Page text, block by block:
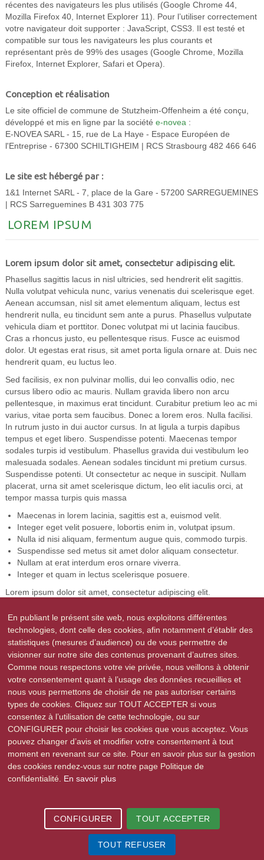
récentes des navigateurs les plus utilisés (Google Chrome 44,
Mozilla Firefox 40, Internet Explorer 11). Pour l’utiliser correctement
votre navigateur doit supporter : JavaScript, CSS3. Il est testé et
compatible sur tous les navigateurs les plus courants et
représentant près de 99% des usages (Google Chrome, Mozilla
Firefox, Internet Explorer, Safari et Opera).
Conception et réalisation
Le site officiel de commune de Stutzheim-Offenheim a été conçu,
développé et mis en ligne par la société e-novea:
E-NOVEA SARL - 15, rue de La Haye - Espace Européen de
l'Entreprise - 67300 SCHILTIGHEIM | RCS Strasbourg 482 466 646
Le site est hébergé par :
1&1 Internet SARL - 7, place de la Gare - 57200 SARREGUEMINES
| RCS Sarreguemines B 431 303 775
LOREM IPSUM
Lorem ipsum dolor sit amet, consectetur adipiscing elit.
Phasellus sagittis lacus in nisl ultricies, sed hendrerit elit sagittis.
Nulla volutpat vehicula nunc, varius venenatis dui scelerisque eget.
Aenean accumsan, nisl sit amet elementum aliquam, lectus est
hendrerit nulla, eu tincidunt sem ante a purus. Phasellus vulputate
vehicula diam et porttitor. Donec volutpat mi ut lacinia faucibus.
Cras a rhoncus justo, eu pellentesque risus. Fusce ac euismod
dolor. Ut egestas erat risus, sit amet porta ligula ornare at. Duis nec
hendrerit quam, eu luctus leo.
Sed facilisis, ex non pulvinar mollis, dui leo convallis odio, nec
cursus libero odio ac mauris. Nullam gravida libero non arcu
pellentesque, in maximus erat tincidunt. Curabitur pretium leo ac mi
varius, vitae porta sem faucibus. Donec a lorem eros. Nulla facilisi.
In rutrum justo in dui auctor cursus. In at ligula a turpis dapibus
tempus et eget libero. Suspendisse potenti. Maecenas tempor
sodales turpis id vestibulum. Phasellus gravida dui vestibulum leo
malesuada sodales. Aenean sodales tincidunt mi pretium cursus.
Suspendisse potenti. Ut consectetur ac neque in suscipit. Nullam
placerat, urna sit amet scelerisque dictum, leo elit iaculis orci, at
tempor massa turpis quis massa
Maecenas in lorem lacinia, sagittis est a, euismod velit.
Integer eget velit posuere, lobortis enim in, volutpat ipsum.
Nulla id nisi aliquam, fermentum augue quis, commodo turpis.
Suspendisse sed metus sit amet dolor aliquam consectetur.
Nullam at erat interdum eros ornare viverra.
Integer et quam in lectus scelerisque posuere.
Lorem ipsum dolor sit amet, consectetur adipiscing elit.
id pharetra felis convallis. Curabitur fringilla et quam sit amet
tincidunt. Donec id tortor libero. Nulla facilisi. Donec ac dignissim
urna. Nam efficitur congue dolor, quis viverra quam egestas sed.
Donec auctor massa quis mi euismod ultrices. Integer tempus
vulputate lectus varius bibendum. Etiam eget ultricies risus.
Suspendisse potenti. Maecenas elementum consectetur facilisis.
Proin finibus auctor nulla, bibendum sagittis dui semper eu. Nunc
tristique ex et turpis blandit, sed tincidunt ex facilisis. Maecenas
aliquam lorem ac risus mattis, iaculis mollis ante dignissim.
Template Live
2015-2026 © Stutzheim-Offenheim | Tous droits réservés |Mentions légales
Politique de confidentialité| Site réalisé pare-novea, agence web à
En publiant le présent site web, nous exploitons différentes
technologies, dont celle des cookies, afin notamment d’établir des
statistiques (mesures d’audience) ou de vous permettre de
visionner sur notre site des contenus provenant d’autres sites.
Comme nous respectons votre vie privée, nous veillons à obtenir
votre consentement quant à l’usage des données recueillies et
nous vous permettons de choisir de ne pas autoriser certains
types de cookies. Cliquez sur TOUT ACCEPTER si vous
consentez à l’utilisation de cette technologie, ou sur
CONFIGURER pour choisir les cookies que vous acceptez. Vous
pouvez changer d’avis et modifier votre consentement à tout
moment en revenant sur ce site. Pour en savoir plus sur la gestion
des cookies rendez-vous sur notre page Politique de
confidentialité. En savoir plus
CONFIGURER TOUT ACCEPTER
TOUT REFUSER